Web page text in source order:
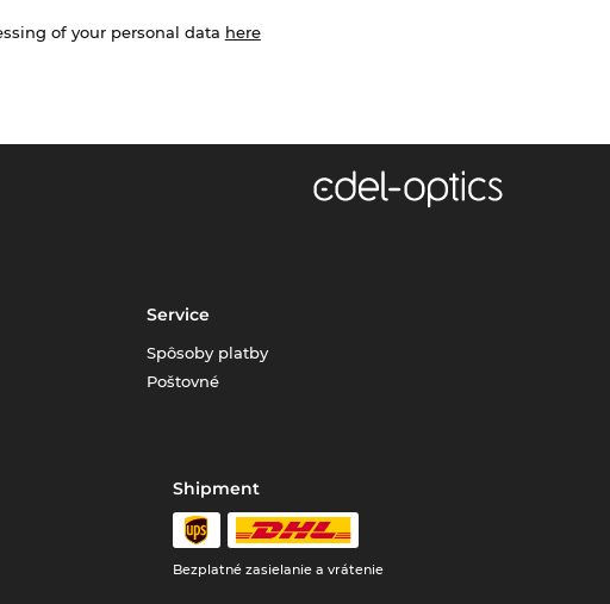
of your personal data here
Service
Spôsoby platby
Poštovné
Shipment
Bezplatné zasielanie a vrátenie